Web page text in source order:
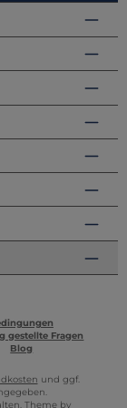
gestellte Fragen
Blog
und ggf.
Theme by